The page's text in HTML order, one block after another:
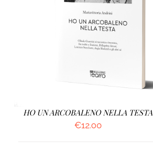
AGGIUNGI AL CARRELLO
HO UN ARCOBALENO NELLA TESTA
€12.00